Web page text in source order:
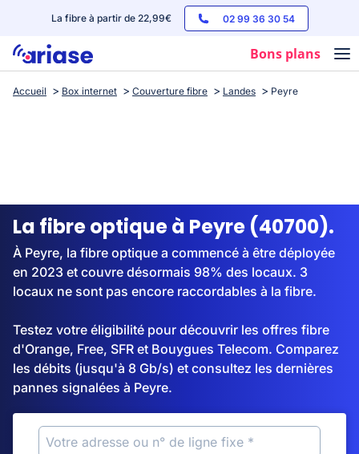
La fibre à partir de 22,99€ 02 99 36 30 54
Bons plans
Box internet
Streaming
Accueil Box internet Couverture fibre Landes Peyre
La fibre optique à Peyre (40700).
À Peyre, la fibre optique a commencé à être déployée
en 2023 et couvre désormais 98% des locaux. 3
locaux ne sont pas encore raccordables à la fibre.
Testez votre éligibilité pour découvrir les offres fibre
d'Orange, Free, SFR et Bouygues Telecom. Comparez
les débits (jusqu'à 8 Gb/s) et consultez les dernières
pannes signalées à Peyre.